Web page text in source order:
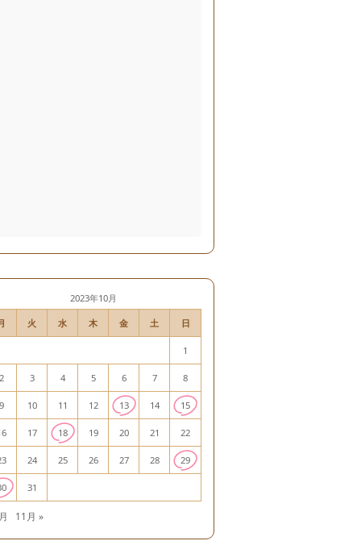
2023年10月
火 水 木 金 土 日
1
2 3 4 5 6 7 8
9 10 11 12 13 14 15
17 18 19 20 21 22
24 25 26 27 28 29
31
11月 »